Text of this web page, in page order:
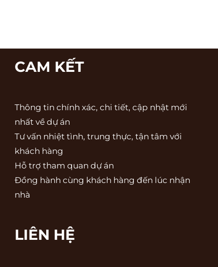
CAM KẾT
Thông tin chính xác, chi tiết, cập nhật mới
nhất về dự án
Tư vấn nhiệt tình, trung thực, tận tâm với
khách hàng
Hỗ trợ tham quan dự án
Đồng hành cùng khách hàng đến lúc nhận
nhà
LIÊN HỆ